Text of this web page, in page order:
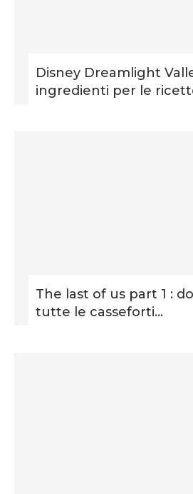
Disney Dreamlight
ingredienti per le
The last of us part 1 :
tutte le casseforti...